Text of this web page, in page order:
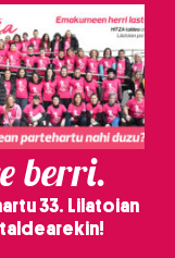
berri.
33. Lilatoian
taldearekin!